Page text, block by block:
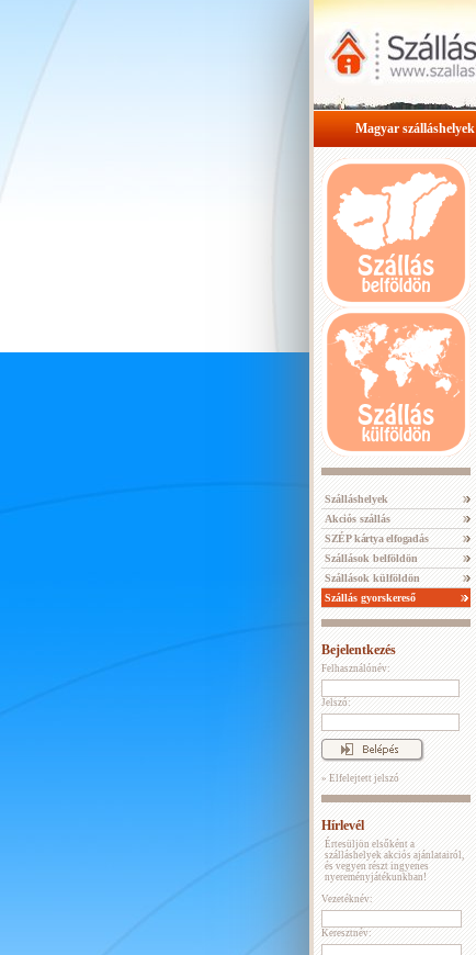
Magyar szálláshelyek
Szálláshelyek
Akciós szállás
SZÉP kártya elfogadás
Szállások belföldön
Szállások külföldön
Szállás gyorskereső
Bejelentkezés
Felhasználónév:
Jelszó:
» Elfelejtett jelszó
Hírlevél
Értesüljön elsőként a
szálláshelyek akciós ajánlatairól,
és vegyen részt ingyenes
nyereményjátékunkban!
Vezetéknév:
Keresztnév: